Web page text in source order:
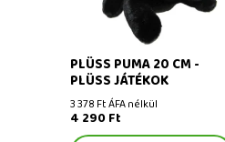
PLÜSS PUMA 20 CM -
PLÜSS JÁTÉKOK
3 378 Ft ÁFA nélkül
4 290 Ft